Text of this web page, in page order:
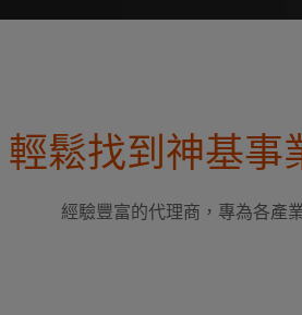
輕鬆找到神基事
經驗豐富的代理商，專為各產